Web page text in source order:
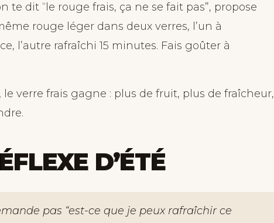
te dit “le rouge frais, ça ne se fait pas”, propose
rouge léger dans deux verres, l’un à
l’autre rafraîchi 15 minutes. Fais goûter à
le verre frais gagne : plus de fruit, plus de fraîcheur,
D’ÉTÉ
pas “est-ce que je peux rafraîchir ce